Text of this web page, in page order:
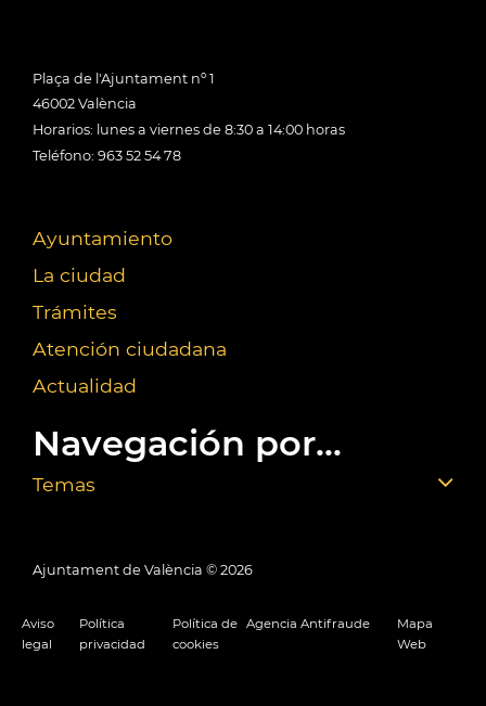
Plaça de l'Ajuntament nº 1
46002 València
Horarios: lunes a viernes de 8:30 a 14:00 horas
Teléfono: 963 52 54 78
Ayuntamiento
La ciudad
Trámites
Atención ciudadana
Actualidad
Navegación por...
Temas
Ajuntament de València © 2026
Aviso
legal
Política
privacidad
Política de
cookies
Agencia Antifraude
Mapa
Web